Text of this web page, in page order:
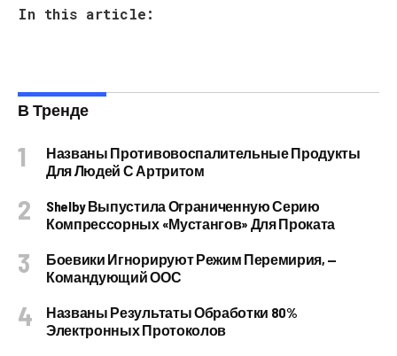
In this article:
В Тренде
Названы Противовоспалительные Продукты
Для Людей С Артритом
Shelby Выпустила Ограниченную Серию
Компрессорных «Мустангов» Для Проката
Боевики Игнорируют Режим Перемирия, —
Командующий ООС
Названы Результаты Обработки 80%
Электронных Протоколов